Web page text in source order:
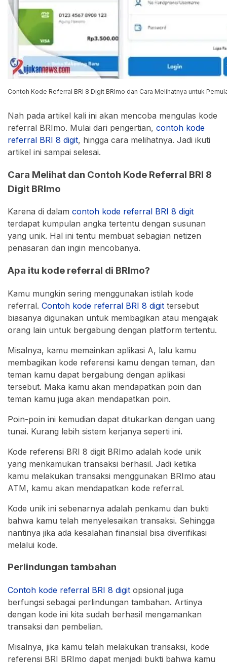
Contoh Kode Referral BRI 8 Digit BRImo dan Cara Melihatnya untuk
Nah pada artikel kali ini akan mencoba mengulas kode
referral BRImo. Mulai dari pengertian, contoh kode
referral BRI 8 digit, hingga cara melihatnya. Jadi ikuti
artikel ini sampai selesai.
Cara Melihat dan Contoh Kode Referral BRI 8
Digit BRImo
Karena di dalam contoh kode referral BRI 8 digit
terdapat kumpulan angka tertentu dengan susunan
yang unik. Hal ini tentu membuat sebagian netizen
penasaran dan ingin mencobanya.
Apa itu kode referral di BRImo?
Kamu mungkin sering menggunakan istilah kode
referral. Contoh kode referral BRI 8 digit tersebut
biasanya digunakan untuk membagikan atau mengajak
orang lain untuk bergabung dengan platform tertentu.
Misalnya, kamu memainkan aplikasi A, lalu kamu
membagikan kode referensi kamu dengan teman, dan
teman kamu dapat bergabung dengan aplikasi
tersebut. Maka kamu akan mendapatkan poin dan
teman kamu juga akan mendapatkan poin.
Poin-poin ini kemudian dapat ditukarkan dengan uang
tunai. Kurang lebih sistem kerjanya seperti ini.
Kode referensi BRI 8 digit BRImo adalah kode unik
yang menkamukan transaksi berhasil. Jadi ketika
kamu melakukan transaksi menggunakan BRImo atau
ATM, kamu akan mendapatkan kode referral.
Kode unik ini sebenarnya adalah penkamu dan bukti
bahwa kamu telah menyelesaikan transaksi. Sehingga
nantinya jika ada kesalahan finansial bisa diverifikasi
melalui kode.
Perlindungan tambahan
Contoh kode referral BRI 8 digit opsional juga
berfungsi sebagai perlindungan tambahan. Artinya
dengan kode ini kita sudah berhasil mengamankan
transaksi dan pembelian.
Misalnya, jika kamu telah melakukan transaksi, kode
referensi BRI BRImo dapat menjadi bukti bahwa kamu